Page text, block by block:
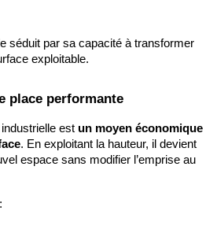
séduit par sa capacité à transformer
exploitable.
place performante
est un moyen économique
. En exploitant la hauteur, il devient
espace sans modifier l’emprise au